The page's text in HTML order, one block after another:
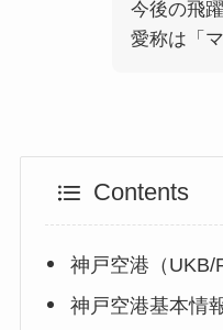
今後の飛
愛称は「
Contents
神戸空港（UKB/
神戸空港基本情